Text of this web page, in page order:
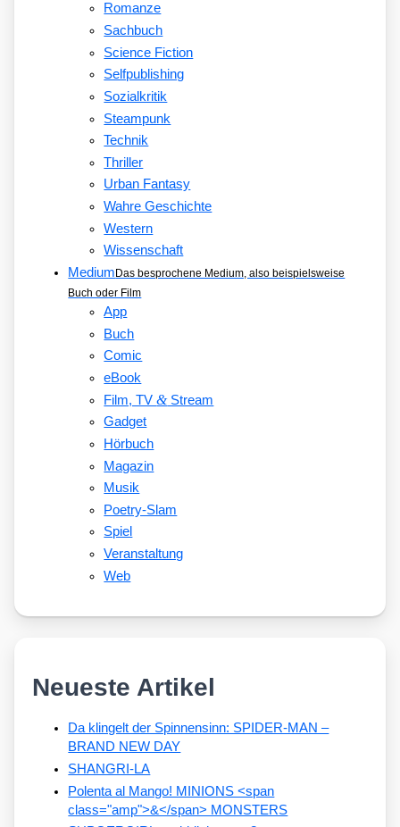
Romanze
Sachbuch
Science Fiction
Selfpublishing
Sozialkritik
Steampunk
Technik
Thriller
Urban Fantasy
Wahre Geschichte
Western
Wissenschaft
Medium Das besprochene Medium, also beispielsweise
Buch oder Film
App
Buch
Comic
eBook
Film, TV&Stream
Gadget
Hörbuch
Magazin
Musik
Poetry-Slam
Spiel
Veranstaltung
Web
Neueste Artikel
Da klingelt der Spinnensinn: SPIDER-MAN –
BRAND NEW DAY
SHANGRI-LA
Polenta al Mango! MINIONS <span
class="amp">&</span> MONSTERS